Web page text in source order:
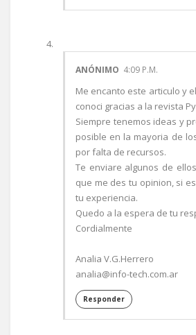
ANÓNIMO 4:09 P.M.
Me encanto este articulo y
conoci gracias a la revista
Siempre tenemos ideas y
posible en la mayoria de
por falta de recursos.
Te enviare algunos de
que me des tu opinion, si
tu experiencia.
Quedo a la espera de tu
Cordialmente
Analia V.G.Herrero
analia@info-tech.com.ar
Responder